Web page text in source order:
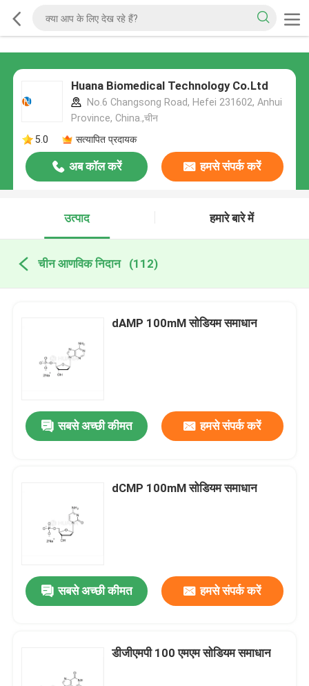
Huana Biomedical Technology Co.Ltd
No.6 Changsong Road, Hefei 231602, Anhui
Province, China.,चीन
5.0
सत्यापित प्रदायक
अब कॉल करें हमसे संपर्क करें
उत्पाद हमारे बारे में
चीन आणविक निदान (112)
dAMP 100mM सोडियम समाधान
सबसे अच्छी कीमत हमसे संपर्क करें
dCMP 100mM सोडियम समाधान
सबसे अच्छी कीमत हमसे संपर्क करें
डीजीएमपी 100 एमएम सोडियम समाधान